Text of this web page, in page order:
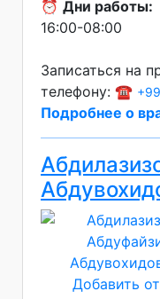
⏰ Дни работы:
16:00-08:00
Записаться на
телефону: ☎️
Подробнее о
Добавить